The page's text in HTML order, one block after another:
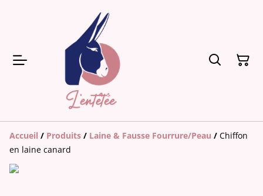
Accueil / Produits / Laine & Fausse Fourrure/Peau / Chiffon
en laine canard